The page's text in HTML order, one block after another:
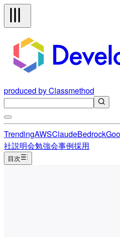
produced by Classmethod
TrendingAWSClaudeBedrock
社説明会勉強会事例採用
目次